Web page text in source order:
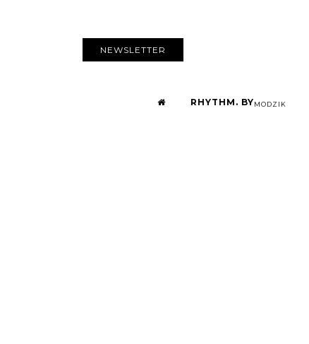
NEWSLETTER
RHYTHM. BYMODZIK